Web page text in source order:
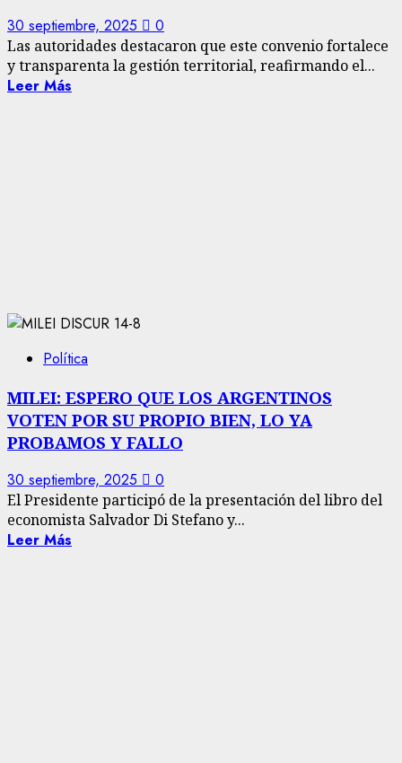
30 septiembre, 2025 0
Las autoridades destacaron que este convenio fortalece
y transparenta la gestión territorial, reafirmando el...
Leer Más
Política
MILEI: ESPERO QUE LOS ARGENTINOS
VOTEN POR SU PROPIO BIEN, LO YA
PROBAMOS Y FALLO
30 septiembre, 2025 0
El Presidente participó de la presentación del libro del
economista Salvador Di Stefano y...
Leer Más